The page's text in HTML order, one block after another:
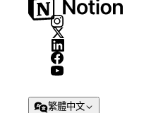
繁體中文